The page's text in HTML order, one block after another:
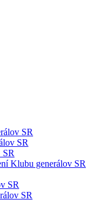
SR
SR
SR
Klubu generálov SR
SR
SR